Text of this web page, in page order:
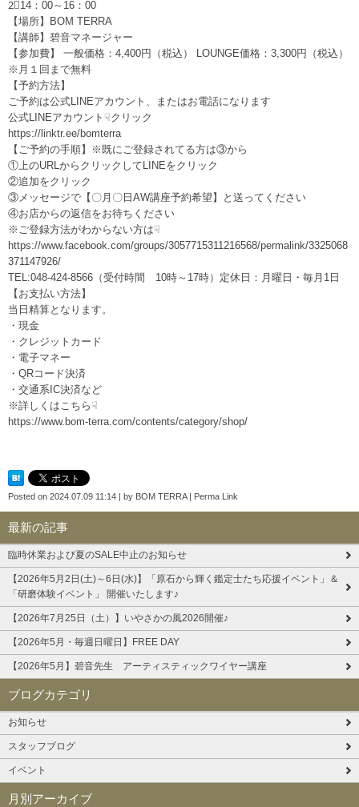
2⃣14：00～16：00
【場所】BOM TERRA
【講師】碧音マネージャー
【参加費】 一般価格：4,400円（税込） LOUNGE価格：3,300円（税込）
※月１回まで無料
【予約方法】
ご予約は公式LINEアカウント、またはお電話になります
公式LINEアカウント☟クリック
https://linktr.ee/bomterra
【ご予約の手順】※既にご登録されてる方は③から
①上のURLからクリックしてLINEをクリック
②追加をクリック
③メッセージで【〇月〇日AW講座予約希望】と送ってください
④お店からの返信をお待ちください
※ご登録方法がわからない方は☟
https://www.facebook.com/groups/3057715311216568/permalink/3325068
371147926/
TEL:048-424-8566（受付時間 10時～17時）定休日：月曜日・毎月1日
【お支払い方法】
当日精算となります。
・現金
・クレジットカード
・電子マネー
・QRコード決済
・交通系IC決済など
※詳しくはこちら☟
https://www.bom-terra.com/contents/category/shop/
Posted on 2024.07.09 11:14 by BOM TERRA| Perma Link
最新の記事
臨時休業および夏のSALE中止のお知らせ
【2026年5月2日(土)～6日(水)】「原石から輝く鑑定士たち応援イベント」＆
「研磨体験イベント」 開催いたします♪
【2026年7月25日（土）】いやさかの風2026開催♪
【2026年5月・毎週日曜日】FREE DAY
【2026年5月】碧音先生 アーティスティックワイヤー講座
ブログカテゴリ
お知らせ
スタッフブログ
イベント
月別アーカイブ